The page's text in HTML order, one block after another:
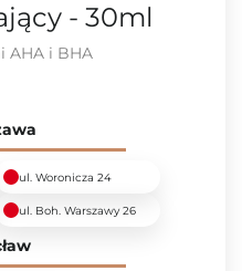
- 30ml
AHA i BHA
ul. Woronicza 24
ul. Boh. Warszawy 26